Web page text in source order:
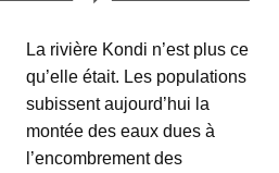
La rivière Kondi n’est plus ce
qu’elle était. Les populations
subissent aujourd’hui la
montée des eaux dues à
l’encombrement des